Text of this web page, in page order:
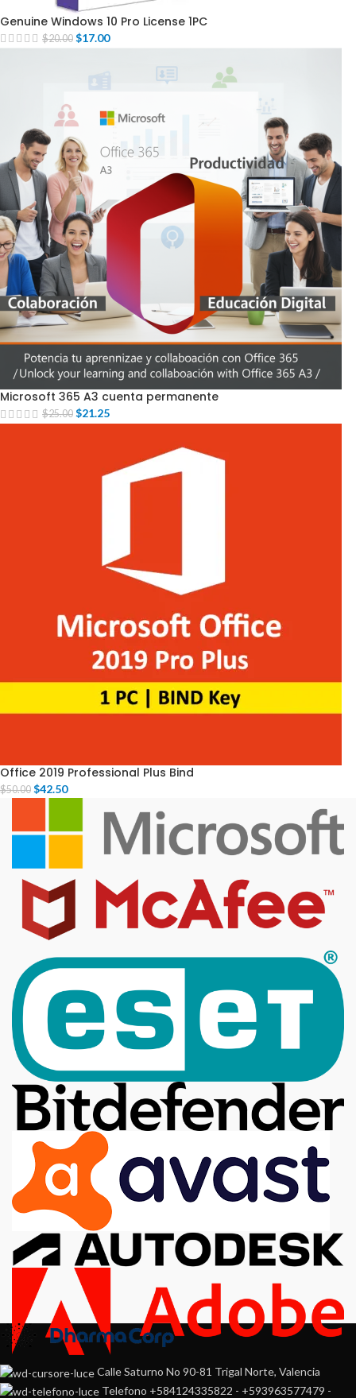
Genuine Windows 10 Pro License 1PC
$20.00 $17.00
Microsoft 365 A3 cuenta permanente
$25.00 $21.25
Office 2019 Professional Plus Bind
$50.00 $42.50
Calle Saturno No 90-81 Trigal Norte, Valencia
Telefono +584124335822 - +593963577479 -